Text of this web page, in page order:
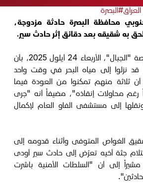
#البصرة
محافظة البصرة حادثة مزدوجة،
به شقيقه بعد دقائق إثر حادث سير.
وأفاد مصدر أمني لمنصة "الجبال"، الأربعاء 24 أيلول 2025، بأن
قد نزلوا إلى مياه البحر في وقت واحد
أن ثلاثة منهم تمكنوا من العودة فيما
رغم محاولات إنقاذه"، مضيفاً أنه "جرى
إلى مستشفى الفاو العام لإكمال
الغواص المتوفى وأثناء قدومه إلى
جثة أخيه تعرّض إلى حادث سير أودى
إلى أن "السلطات الأمنية باشرت